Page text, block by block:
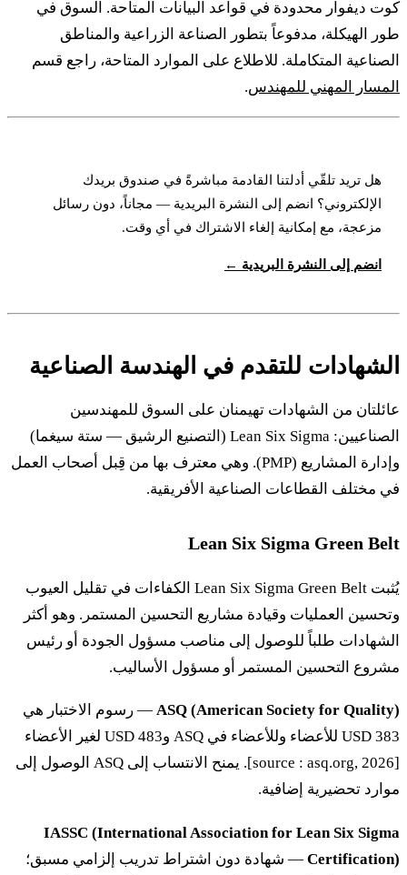
كوت ديفوار محدودة في قواعد البيانات المتاحة. السوق في
طور الهيكلة، مدفوعاً بتطور الصناعة الزراعية والمناطق
الصناعية المتكاملة. للاطلاع على الموارد المتاحة، راجع قسم
المسار المهني للمهندس.
هل تريد تلقّي أدلتنا القادمة مباشرةً في صندوق بريدك
الإلكتروني؟ انضم إلى النشرة البريدية — مجاناً، دون رسائل
مزعجة، مع إمكانية إلغاء الاشتراك في أي وقت.
انضم إلى النشرة البريدية ←
الشهادات للتقدم في الهندسة الصناعية
عائلتان من الشهادات تهيمنان على السوق للمهندسين
الصناعيين: Lean Six Sigma (التصنيع الرشيق — ستة سيغما)
وإدارة المشاريع (PMP). وهي معترف بها من قِبل أصحاب العمل
في مختلف القطاعات الصناعية الأفريقية.
Lean Six Sigma Green Belt
يُثبت Lean Six Sigma Green Belt الكفاءات في تقليل العيوب
وتحسين العمليات وقيادة مشاريع التحسين المستمر. وهو أكثر
الشهادات طلباً للوصول إلى مناصب مسؤول الجودة أو رئيس
مشروع التحسين المستمر أو مسؤول الأساليب.
ASQ (American Society for Quality) — رسوم الاختبار هي
383 USD للأعضاء وللأعضاء في ASQ و483 USD لغير الأعضاء
[source : asq.org, 2026]. يمنح الانتساب إلى ASQ الوصول إلى
موارد تحضيرية إضافية.
IASSC (International Association for Lean Six Sigma
Certification) — شهادة دون اشتراط تدريب إلزامي مسبق؛